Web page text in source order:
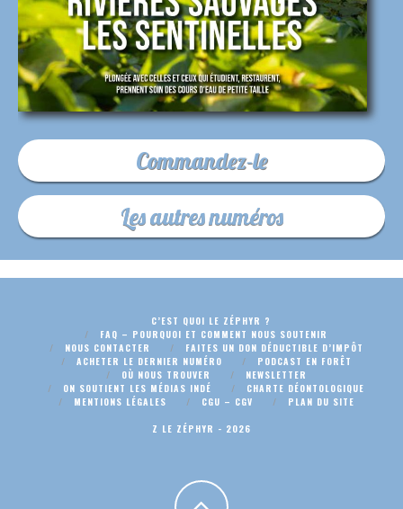
Commandez-le
Les autres numéros
C’EST QUOI LE ZÉPHYR ?
FAQ – POURQUOI ET COMMENT NOUS SOUTENIR
NOUS CONTACTER
FAITES UN DON DÉDUCTIBLE D’IMPÔT
ACHETER LE DERNIER NUMÉRO
PODCAST EN FORÊT
OÙ NOUS TROUVER
NEWSLETTER
ON SOUTIENT LES MÉDIAS INDÉ
CHARTE DÉONTOLOGIQUE
MENTIONS LÉGALES
CGU – CGV
PLAN DU SITE
Z LE ZÉPHYR - 2026